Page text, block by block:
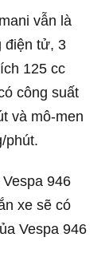
vẫn là
điện tử, 3
125 cc
công suất
và mô-men
phút.
946
xe sẽ có
Vespa 946